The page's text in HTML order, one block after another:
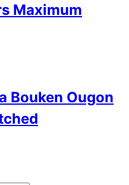
Maximum
Bouken Ougon